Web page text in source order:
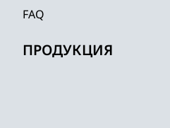
FAQ
ПРОДУКЦИЯ